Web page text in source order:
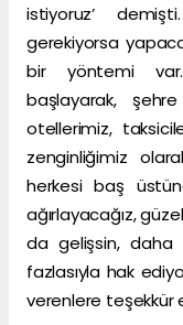
istiyoruz’
gerekiyorsa
bir yöntemi var.
başlayarak,
otellerimiz,
zenginliğimiz
herkesi baş
ağırlayacağız,
da gelişsin, daha
fazlasıyla hak
verenlere teşekkür